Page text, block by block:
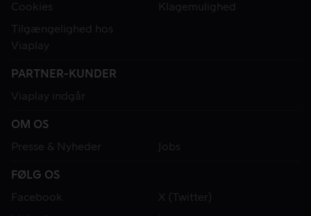
Cookies
Klagemulighed
Tilgængelighed hos
Viaplay
PARTNER-KUNDER
Viaplay indgår
OM OS
Presse & Nyheder
Jobs
FØLG OS
Facebook
X (Twitter)